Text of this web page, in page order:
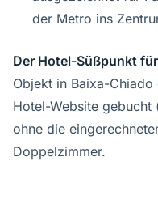
der Metro ins
Der Hotel-Süßpunkt
Objekt in Baixa-
Hotel-Website
ohne die
Doppelzimmer.